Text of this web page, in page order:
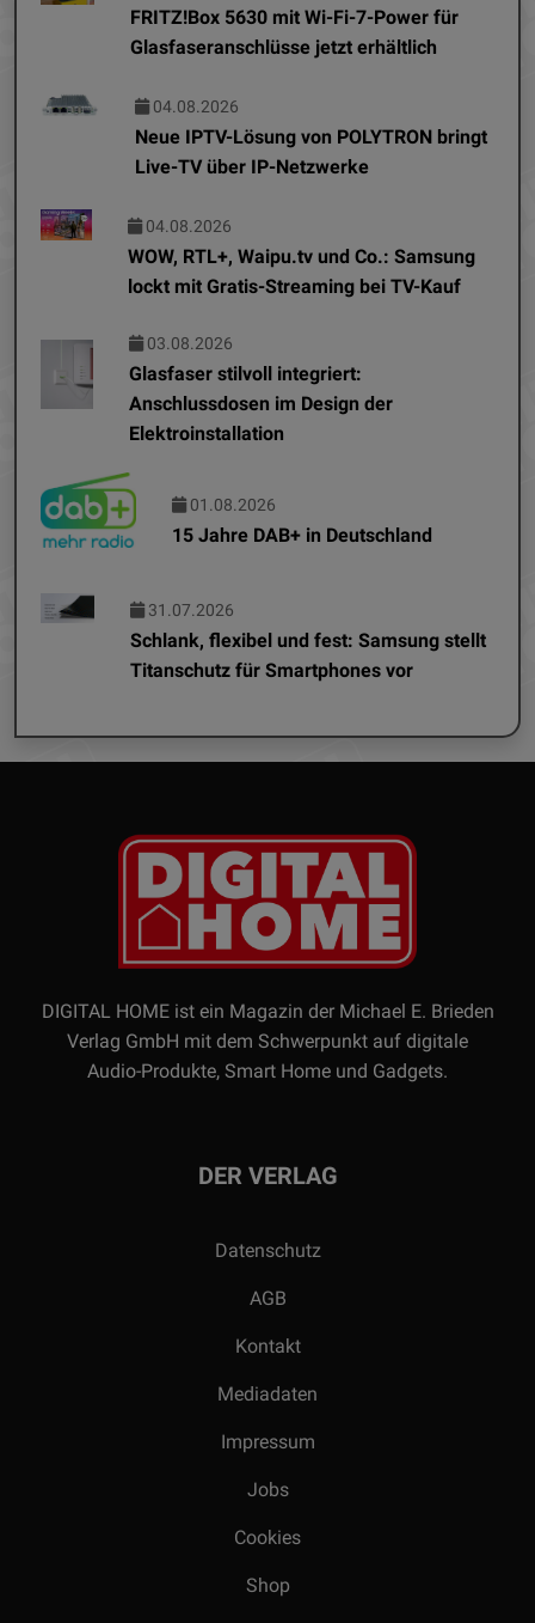
FRITZ!Box 5630 mit Wi-Fi-7-Power für
Glasfaseranschlüsse jetzt erhältlich
04.08.2026
Neue IPTV-Lösung von POLYTRON bringt
Live-TV über IP-Netzwerke
04.08.2026
WOW, RTL+, Waipu.tv und Co.: Samsung
lockt mit Gratis-Streaming bei TV-Kauf
03.08.2026
Glasfaser stilvoll integriert:
Anschlussdosen im Design der
Elektroinstallation
01.08.2026
15 Jahre DAB+ in Deutschland
31.07.2026
Schlank, flexibel und fest: Samsung stellt
Titanschutz für Smartphones vor
DIGITAL HOME ist ein Magazin der Michael E. Brieden
Verlag GmbH mit dem Schwerpunkt auf digitale
Audio-Produkte, Smart Home und Gadgets.
DER VERLAG
Datenschutz
AGB
Kontakt
Mediadaten
Impressum
Jobs
Cookies
Shop